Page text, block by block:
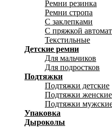
Ремни резинка
Ремни стропа
С заклепками
С пряжкой автомат
Текстильные
Детские ремни
Для мальчиков
Для подростков
Подтяжки
Подтяжки детские
Подтяжки женские
Подтяжки
Упаковка
Дыроколы